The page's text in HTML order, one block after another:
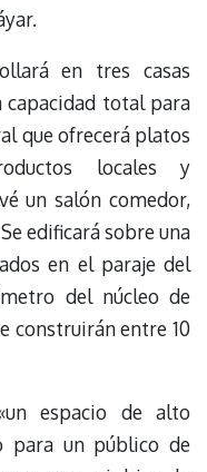
en tres casas
capacidad total para
que ofrecerá platos
locales y
un salón comedor,
edificará sobre una
en el paraje del
del núcleo de
construirán entre 10
espacio de alto
para un público de